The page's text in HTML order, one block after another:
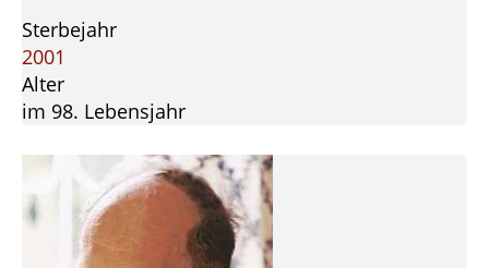
Sterbejahr
2001
Alter
im 98. Lebensjahr